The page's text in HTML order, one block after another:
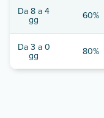
Da 8 a 4
gg 60%
Da 3 a 0
gg 80%